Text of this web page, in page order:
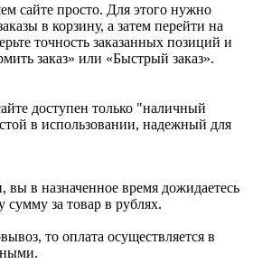
сайте просто. Для этого нужно
в корзину, а затем перейти на
точность заказанных позиций и
заказ» или «Быстрый заказ».
доступен только "наличный
в использовании, надежный для
в назначенное время дожидаетесь
сумму за товар в рублях.
то оплата осуществляется в